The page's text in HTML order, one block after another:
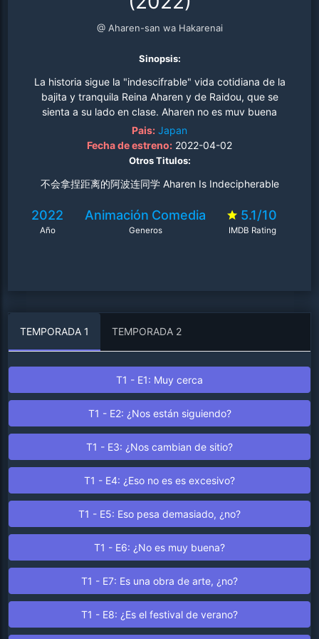
@ Aharen-san wa Hakarenai
Sinopsis:
La historia sigue la "indescifrable" vida cotidiana de la
bajita y tranquila Reina Aharen y de Raidou, que se
sienta a su lado en clase. Aharen no es muy buena
calibrando la distancia entre las personas (o los límites
personales), y Raidou al principio percibió cierta
distancia entre las dos. Pero un día, cuando Raidou
Aharen, la distancia entre ellos se volvió repentinamente
Pais: Japan
Fecha de estreno: 2022-04-02
Otros Titulos:
不会拿捏距离的阿波连同学 Aharen Is Indecipherable
2022
Año
Animación Comedia
Generos
5.1/10
IMDB Rating
TEMPORADA 1 TEMPORADA 2
T1 - E1: Muy cerca
T1 - E2: ¿Nos están siguiendo?
T1 - E3: ¿Nos cambian de sitio?
T1 - E4: ¿Eso no es es excesivo?
T1 - E5: Eso pesa demasiado, ¿no?
T1 - E6: ¿No es muy buena?
T1 - E7: Es una obra de arte, ¿no?
T1 - E8: ¿Es el festival de verano?